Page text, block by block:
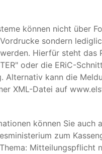
können nicht über
sondern
Hierfür steht das
oder die ERiC-
Alternativ kann die
XML-Datei auf
können Sie auch
zum
Thema: Mitteilungspflicht